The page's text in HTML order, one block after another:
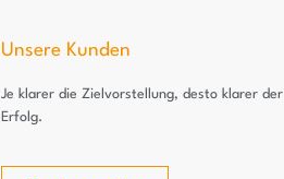
Unsere Kunden
Je klarer die Zielvorstellung, desto klarer der
Erfolg.